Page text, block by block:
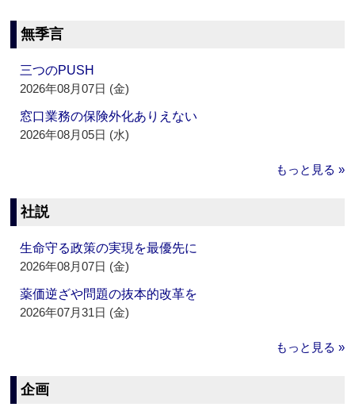
無季言
三つのPUSH
2026年08月07日 (金)
窓口業務の保険外化ありえない
2026年08月05日 (水)
もっと見る »
社説
生命守る政策の実現を最優先に
2026年08月07日 (金)
薬価逆ざや問題の抜本的改革を
2026年07月31日 (金)
もっと見る »
企画